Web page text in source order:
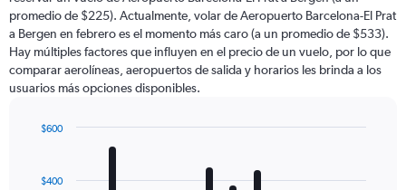
The
chart
has
1
Y
axis
values.
to
promedio de $225). Actualmente, volar de Aeropuerto Barcelona-El Prat
a Bergen en febrero es el momento más caro (a un promedio de $533).
Hay múltiples factores que influyen en el precio de un vuelo, por lo que
comparar aerolíneas, aeropuertos de salida y horarios les brinda a los
usuarios más opciones disponibles.
with
$400
$600